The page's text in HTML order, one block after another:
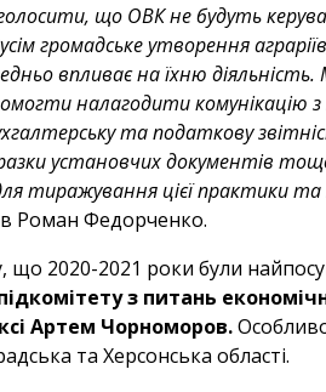
що ОВК не будуть
громадське утворення
впливає на їхню
налагодити комунікацію
та податкову
установчих документів
тиражування цієї практики
Роман Федорченко.
що 2020-2021 роки були
з питань
Артем Чорноморов.
та Херсонська області.